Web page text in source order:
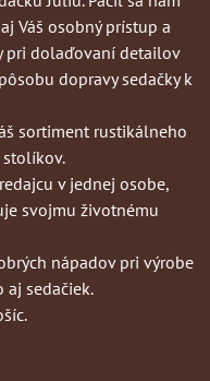
Váš osobný prístup a
pri dolaďovaní detailov
dopravy sedačky k
sortiment rustikálneho
stolíkov.
v jednej osobe,
svojmu životnému
nápadov pri výrobe
aj sedačiek.